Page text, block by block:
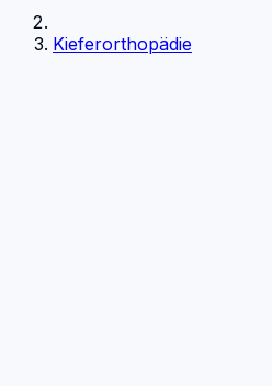
Kieferorthopädie